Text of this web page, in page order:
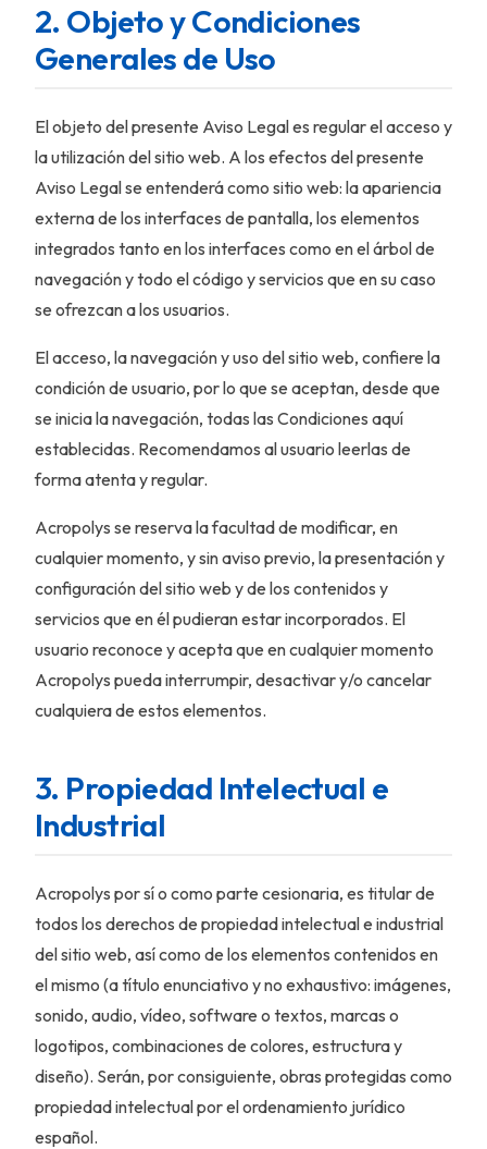
2. Objeto y Condiciones
Generales de Uso
El objeto del presente Aviso Legal es regular el acceso y
la utilización del sitio web. A los efectos del presente
Aviso Legal se entenderá como sitio web: la apariencia
externa de los interfaces de pantalla, los elementos
integrados tanto en los interfaces como en el árbol de
navegación y todo el código y servicios que en su caso
se ofrezcan a los usuarios.
El acceso, la navegación y uso del sitio web, confiere la
condición de usuario, por lo que se aceptan, desde que
se inicia la navegación, todas las Condiciones aquí
establecidas. Recomendamos al usuario leerlas de
forma atenta y regular.
Acropolys se reserva la facultad de modificar, en
cualquier momento, y sin aviso previo, la presentación y
configuración del sitio web y de los contenidos y
servicios que en él pudieran estar incorporados. El
usuario reconoce y acepta que en cualquier momento
Acropolys pueda interrumpir, desactivar y/o cancelar
cualquiera de estos elementos.
3. Propiedad Intelectual e
Industrial
Acropolys por sí o como parte cesionaria, es titular de
todos los derechos de propiedad intelectual e industrial
del sitio web, así como de los elementos contenidos en
el mismo (a título enunciativo y no exhaustivo: imágenes,
sonido, audio, vídeo, software o textos, marcas o
logotipos, combinaciones de colores, estructura y
diseño). Serán, por consiguiente, obras protegidas como
propiedad intelectual por el ordenamiento jurídico
español.